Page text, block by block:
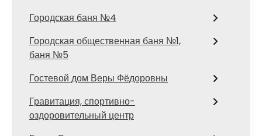
Городская баня №4
Городская общественная баня №1,
баня №5
Гостевой дом Веры Фёдоровны
Гравитация, спортивно-
оздоровительный центр